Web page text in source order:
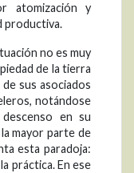
atomización y
productiva.
no es muy
de la tierra
sus asociados
notándose
en su
mayor parte de
esta paradoja:
práctica. En ese